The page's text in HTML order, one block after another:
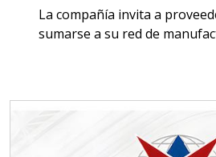
Aplicar al
TORNILLERÍA
La compañía invita a
sumarse a su red de